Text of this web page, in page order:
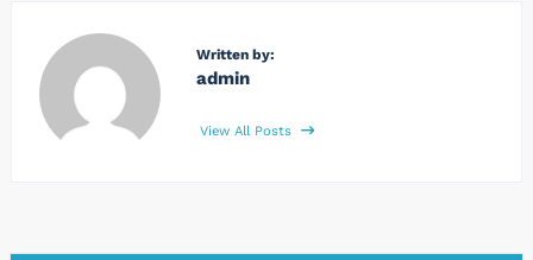
Written by:
admin
View All Posts